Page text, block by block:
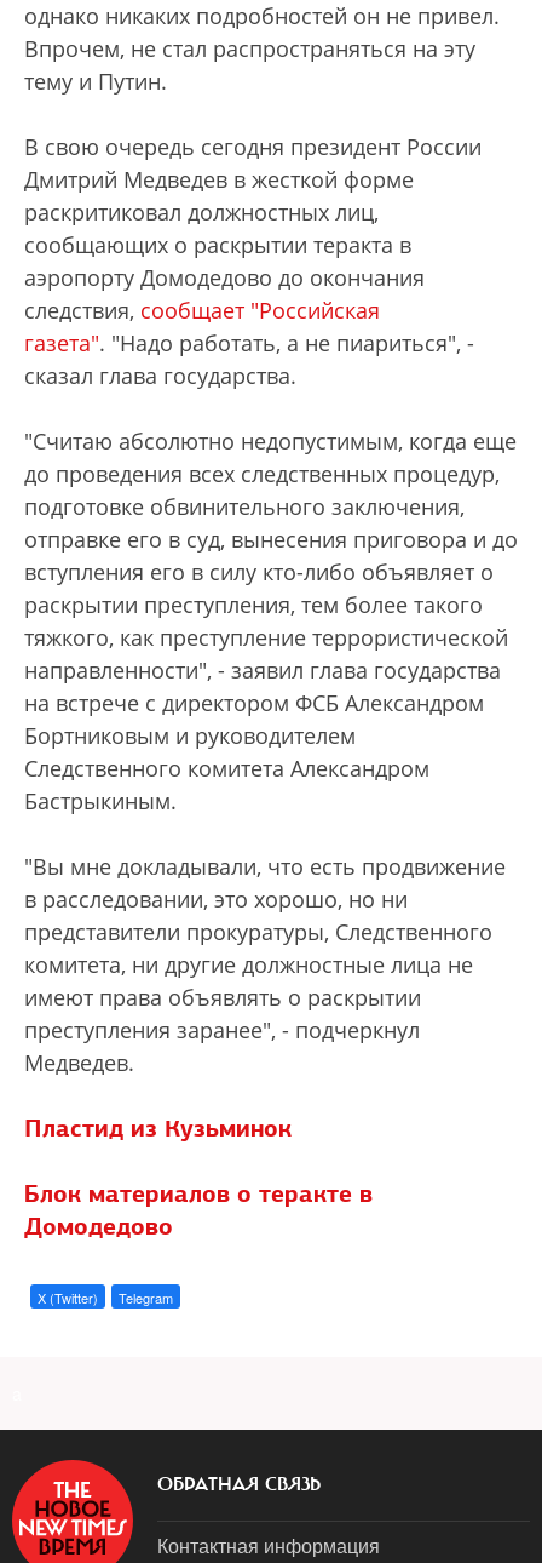
однако никаких подробностей он не привел.
Впрочем, не стал распространяться на эту
тему и Путин.
В свою очередь сегодня президент России
Дмитрий Медведев в жесткой форме
раскритиковал должностных лиц,
сообщающих о раскрытии теракта в
аэропорту Домодедово до окончания
следствия, сообщает "Российская
газета". "Надо работать, а не пиариться", -
сказал глава государства.
"Считаю абсолютно недопустимым, когда еще
до проведения всех следственных процедур,
подготовке обвинительного заключения,
отправке его в суд, вынесения приговора и до
вступления его в силу кто-либо объявляет о
раскрытии преступления, тем более такого
тяжкого, как преступление террористической
направленности", - заявил глава государства
на встрече с директором ФСБ Александром
Бортниковым и руководителем
Следственного комитета Александром
Бастрыкиным.
"Вы мне докладывали, что есть продвижение
в расследовании, это хорошо, но ни
представители прокуратуры, Следственного
комитета, ни другие должностные лица не
имеют права объявлять о раскрытии
преступления заранее", - подчеркнул
Медведев.
Пластид из Кузьминок
Блок материалов о теракте в
Домодедово
X (Twitter) Telegram
ОБРАТНАЯ СВЯЗЬ
Контактная информация